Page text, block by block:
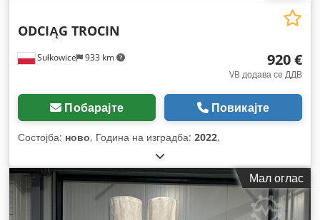
Sułkowice 933 km
ODCIĄG TROCIN
920 €
VB додава се ДДВ
Побарајте Повикајте
Состојба: ново, Година на изградба: 2022,
Мал оглас